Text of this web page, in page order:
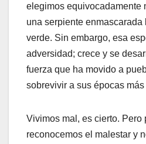
elegimos equivocadamente
una serpiente enmascarada
verde. Sin embargo, esa
adversidad; crece y se
fuerza que ha movido a
sobrevivir a sus épocas más
​Vivimos mal, es cierto. Pero
reconocemos el malestar y